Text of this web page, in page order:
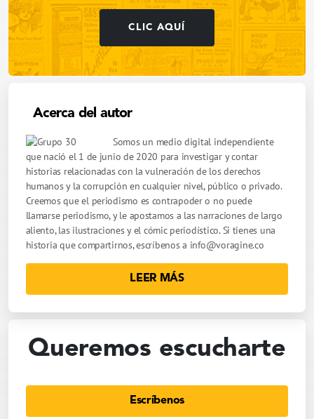
CLIC AQUÍ
Acerca del autor
Somos un medio digital independiente
que nació el 1 de junio de 2020 para investigar y contar
historias relacionadas con la vulneración de los derechos
humanos y la corrupción en cualquier nivel, público o privado.
Creemos que el periodismo es contrapoder o no puede
llamarse periodismo, y le apostamos a las narraciones de largo
aliento, las ilustraciones y el cómic periodístico. Si tienes una
historia que compartirnos, escríbenos a info@voragine.co
LEER MÁS
Queremos escucharte
Escríbenos